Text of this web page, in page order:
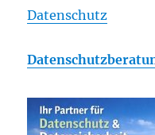
Datenschutz